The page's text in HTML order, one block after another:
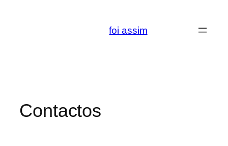
foi assim
Contactos